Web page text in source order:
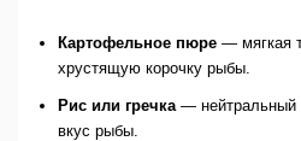
Картофельное пюре— мягкая
хрустящую корочку рыбы.
Рис или гречка— нейтральный
вкус рыбы.